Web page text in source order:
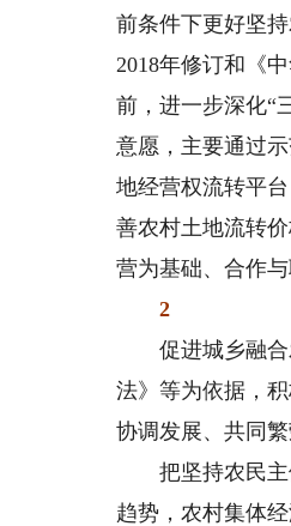
前条件下更好坚
2018年修订和《
前，进一步深化“
意愿，主要通过
地经营权流转平
善农村土地流转
营为基础、合作
2
促进城乡融合
法》等为依据，
协调发展、共同
把坚持农民主
趋势，农村集体